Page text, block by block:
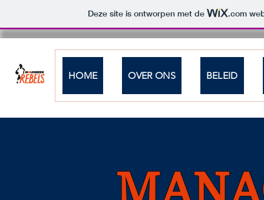
Deze site is ontworpen met de .com
HOME OVER ONS BELEID